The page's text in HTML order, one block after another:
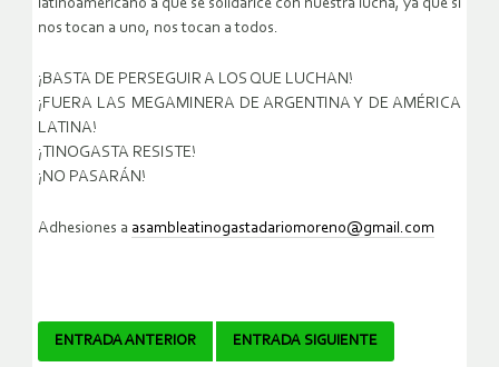
latinoamericano a que se solidarice con nuestra lucha, ya que si
nos tocan a uno, nos tocan a todos.
¡BASTA DE PERSEGUIR A LOS QUE LUCHAN!
¡FUERA LAS MEGAMINERA DE ARGENTINA Y DE AMÉRICA
LATINA!
¡TINOGASTA RESISTE!
¡NO PASARÁN!
Adhesiones a asambleatinogastadariomoreno@gmail.com
Navegador
ENTRADA ANTERIOR ENTRADA SIGUIENTE